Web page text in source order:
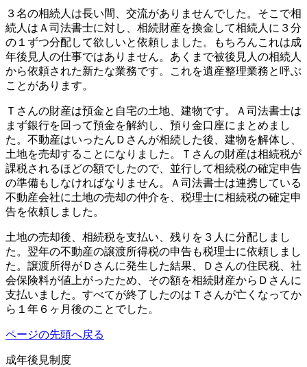
３名の相続人は長い間、交流がありませんでした。そこで相
続人はＡ司法書士に対し、相続財産を換金して相続人に３分
の１ずつ分配して欲しいと依頼しました。もちろんこれは成
年後見人の仕事ではありません。あくまで被後見人の相続人
から依頼された新たな業務です。これを遺産整理業務と呼ぶ
ことがあります。
Ｔさんの財産は預金と自宅の土地、建物です。Ａ司法書士は
まず銀行を回って預金を解約し、預り金口座にまとめまし
た。不動産はいったんＤさんが相続した後、建物を解体し、
土地を売却することになりました。Ｔさんの財産は相続税が
課税されるほどの額でしたので、並行して相続税の確定申告
の準備もしなければなりません。Ａ司法書士は連携している
不動産会社に土地の売却の仲介を、税理士に相続税の確定申
告を依頼しました。
土地の売却後、相続税を支払い、残りを３人に分配しまし
た。翌年の不動産の譲渡所得税の申告も税理士に依頼しまし
た。譲渡所得がＤさんに発生した結果、Ｄさんの住民税、社
会保険料が値上がったため、その額を相続財産からＤさんに
支払いました。すべてが終了したのはＴさんが亡くなってか
ら１年６ヶ月後のことでした。
ページの先頭へ戻る
成年後見制度